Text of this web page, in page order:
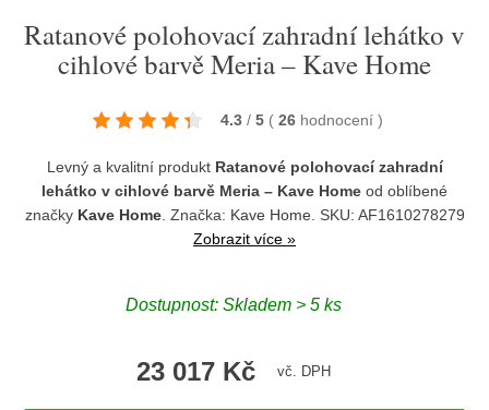
Ratanové polohovací zahradní lehátko v
cihlové barvě Meria – Kave Home
4.3 / 5 ( 26 hodnocení )
Levný a kvalitní produkt Ratanové polohovací zahradní
lehátko v cihlové barvě Meria – Kave Home od oblíbené
značky Kave Home. Značka: Kave Home. SKU: AF1610278279
Zobrazit více »
Dostupnost: Skladem > 5 ks
23 017 Kč vč. DPH